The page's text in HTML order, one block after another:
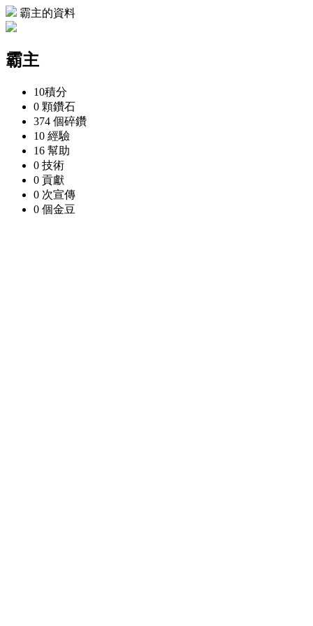
霸主的資料
霸主
10積分
0 顆鑽石
374 個碎鑽
10 經驗
16 幫助
0 技術
0 貢獻
0 次宣傳
0 個金豆